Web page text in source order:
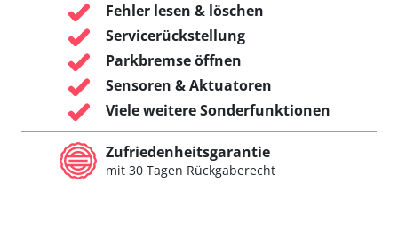
Fehler lesen & löschen
Servicerückstellung
Parkbremse öffnen
Sensoren & Aktuatoren
Viele weitere Sonderfunktionen
Zufriedenheitsgarantie
mit 30 Tagen Rückgaberecht